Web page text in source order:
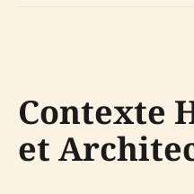
Contexte
et